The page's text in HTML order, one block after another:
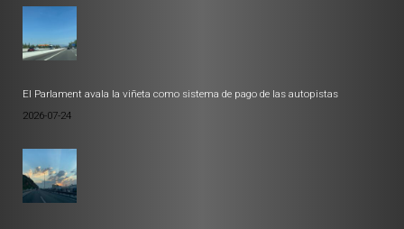
El Parlament avala la viñeta como sistema de pago de las autopistas
2026-07-24